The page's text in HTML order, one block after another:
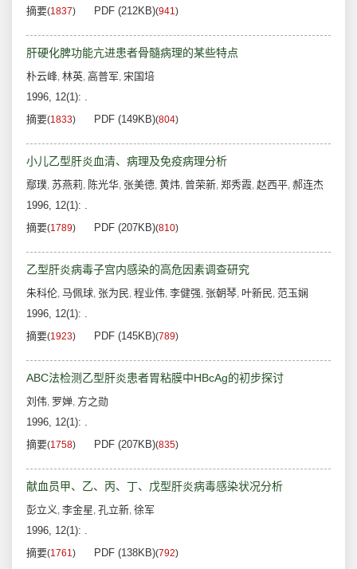
摘要(1837) PDF (212KB)(941)
肝硬化脾功能亢进患者骨髓病理的某些特点
朴云峰, 林英, 高普军, 宋国培
1996, 12(1): .
摘要(1833) PDF (149KB)(804)
小儿乙型肝炎血清、病理及免疫病理分析
鄢璞, 苏燕莉, 陈光华, 张美德, 黄炜, 曾荣新, 郑秀霞, 赵西平, 郝连杰
1996, 12(1): .
摘要(1789) PDF (207KB)(810)
乙型肝炎病毒子宫内感染的高危因素调查研究
朱科伦, 马佩球, 张为民, 程业伟, 李健强, 张朝琴, 叶新民, 范玉娴
1996, 12(1): .
摘要(1923) PDF (145KB)(789)
ABC法检测乙型肝炎患者胃粘膜中HBcAg的初步探讨
刘伟, 罗婵, 方之勋
1996, 12(1): .
摘要(1758) PDF (207KB)(835)
献血员甲、乙、丙、丁、戊型肝炎病毒感染状况分析
彭立义, 李金星, 孔立新, 徐军
1996, 12(1): .
摘要(1761) PDF (138KB)(792)